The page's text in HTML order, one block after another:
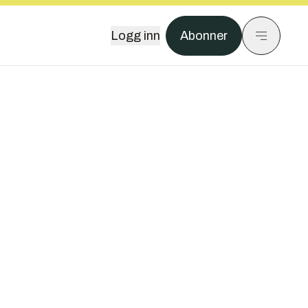
Logg inn Abonner